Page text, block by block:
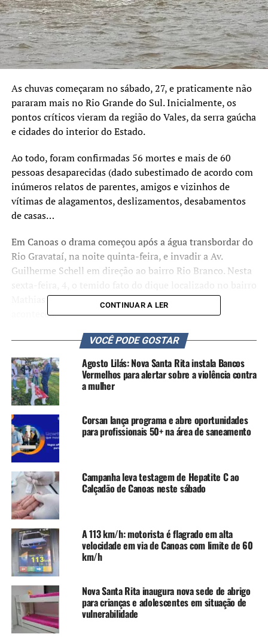
As chuvas começaram no sábado, 27, e praticamente não
pararam mais no Rio Grande do Sul. Inicialmente, os
pontos críticos vieram da região do Vales, da serra gaúcha
e cidades do interior do Estado.
Ao todo, foram confirmadas 56 mortes e mais de 60
pessoas desaparecidas (dado subestimado de acordo com
inúmeros relatos de parentes, amigos e vizinhos de
vítimas de alagamentos, deslizamentos, desabamentos
de casas…
Em Canoas o drama começou após a água transbordar do
Rio Gravataí, na noite quinta-feira, e invadir a Av.
Guilherme Schell em direção ao bairro Rio Branco. Nesta
Mathias Velho não suportar a pressão das águas
aconteceu.
Desde então, mais de sete bairros tiveram que ser
evacuados por pedido da Prefeitura de Canoas, mas nem
todos conseguiram sair de suas casas tamanha altura das
águas. Agora, o cenário é dramático, principalmente nas
regiões dos bairros Rio Branco, Mato Grande, Mathias
Velho, Niterói.
CONTINUAR A LER
VOCÊ PODE GOSTAR
Agosto Lilás: Nova Santa Rita instala Bancos
Vermelhos para alertar sobre a violência contra
a mulher
Corsan lança programa e abre oportunidades
para profissionais 50+ na área de saneamento
Campanha leva testagem de Hepatite C ao
Calçadão de Canoas neste sábado
A 113 km/h: motorista é flagrado em alta
velocidade em via de Canoas com limite de 60
km/h
Nova Santa Rita inaugura nova sede de abrigo
para crianças e adolescentes em situação de
vulnerabilidade